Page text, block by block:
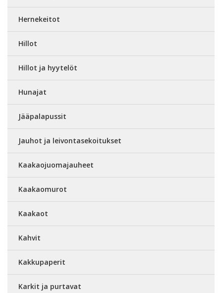
Hernekeitot
Hillot
Hillot ja hyytelöt
Hunajat
Jääpalapussit
Jauhot ja leivontasekoitukset
Kaakaojuomajauheet
Kaakaomurot
Kaakaot
Kahvit
Kakkupaperit
Karkit ja purtavat